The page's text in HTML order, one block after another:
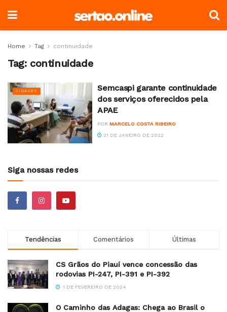
Home Tag continuidade
Tag: continuidade
CIDADES
Semcaspi garante continuidade
dos serviços oferecidos pela
APAE
POR MARCELO COSTA RIBEIRO
21 DE JANEIRO DE 2022
Siga nossas redes
Tendências Comentários Últimas
CS Grãos do Piauí vence concessão das
rodovias PI-247, PI-391 e PI-392
1 DE FEVEREIRO DE 2024
O Caminho das Adagas: Chega ao Brasil o